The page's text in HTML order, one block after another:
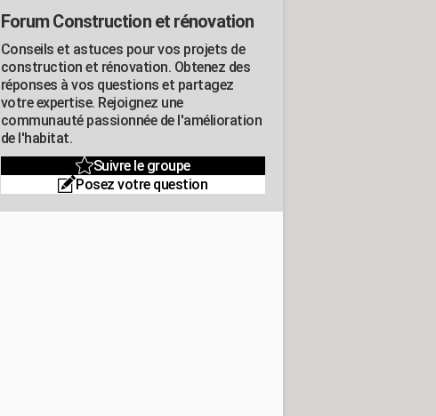
Forum Construction et rénovation
Conseils et astuces pour vos projets de
construction et rénovation. Obtenez des
réponses à vos questions et partagez
votre expertise. Rejoignez une
communauté passionnée de l'amélioration
de l'habitat.
Suivre le groupe
Posez votre question